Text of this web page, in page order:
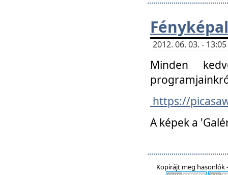
2012. 06. 03. -
Minden
https://
A képek a
Kopirájt meg hasonlók